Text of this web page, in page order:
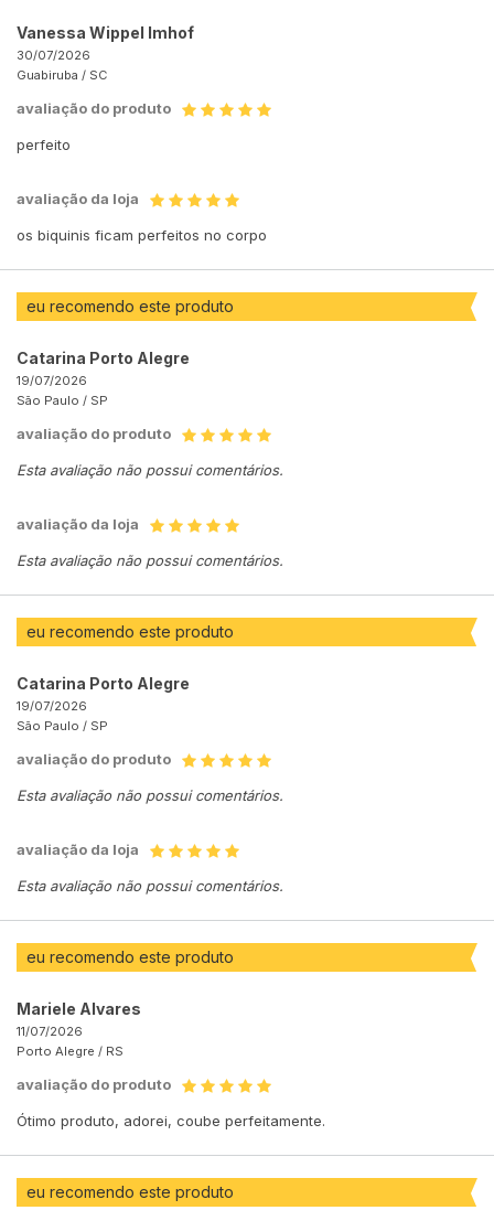
Vanessa Wippel Imhof
30/07/2026
Guabiruba / SC
avaliação do produto
perfeito
avaliação da loja
os biquinis ficam perfeitos no corpo
eu recomendo este produto
Catarina Porto Alegre
19/07/2026
São Paulo / SP
avaliação do produto
Esta avaliação não possui comentários.
avaliação da loja
Esta avaliação não possui comentários.
eu recomendo este produto
Catarina Porto Alegre
19/07/2026
São Paulo / SP
avaliação do produto
Esta avaliação não possui comentários.
avaliação da loja
Esta avaliação não possui comentários.
eu recomendo este produto
Mariele Alvares
11/07/2026
Porto Alegre / RS
avaliação do produto
Ótimo produto, adorei, coube perfeitamente.
eu recomendo este produto